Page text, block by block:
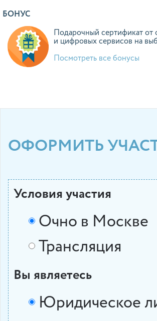
БОНУС
Подарочный сертификат от
и цифровых сервисов на
Посмотреть все бонусы
ОФОРМИТЬ
Условия участия
Очно в Москве
Трансляция
Вы являетесь
Юридическое